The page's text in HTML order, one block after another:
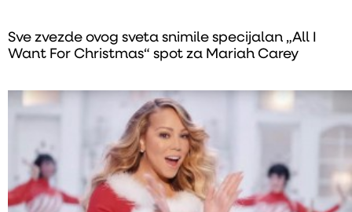
Sve zvezde ovog sveta snimile specijalan „All I
Want For Christmas“ spot za Mariah Carey